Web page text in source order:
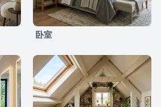
卧室